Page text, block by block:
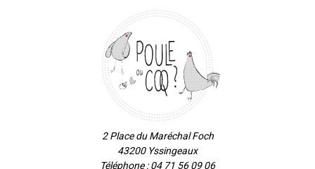
2 Place du Maréchal Foch
43200 Yssingeaux
Téléphone : 04 71 56 09 06